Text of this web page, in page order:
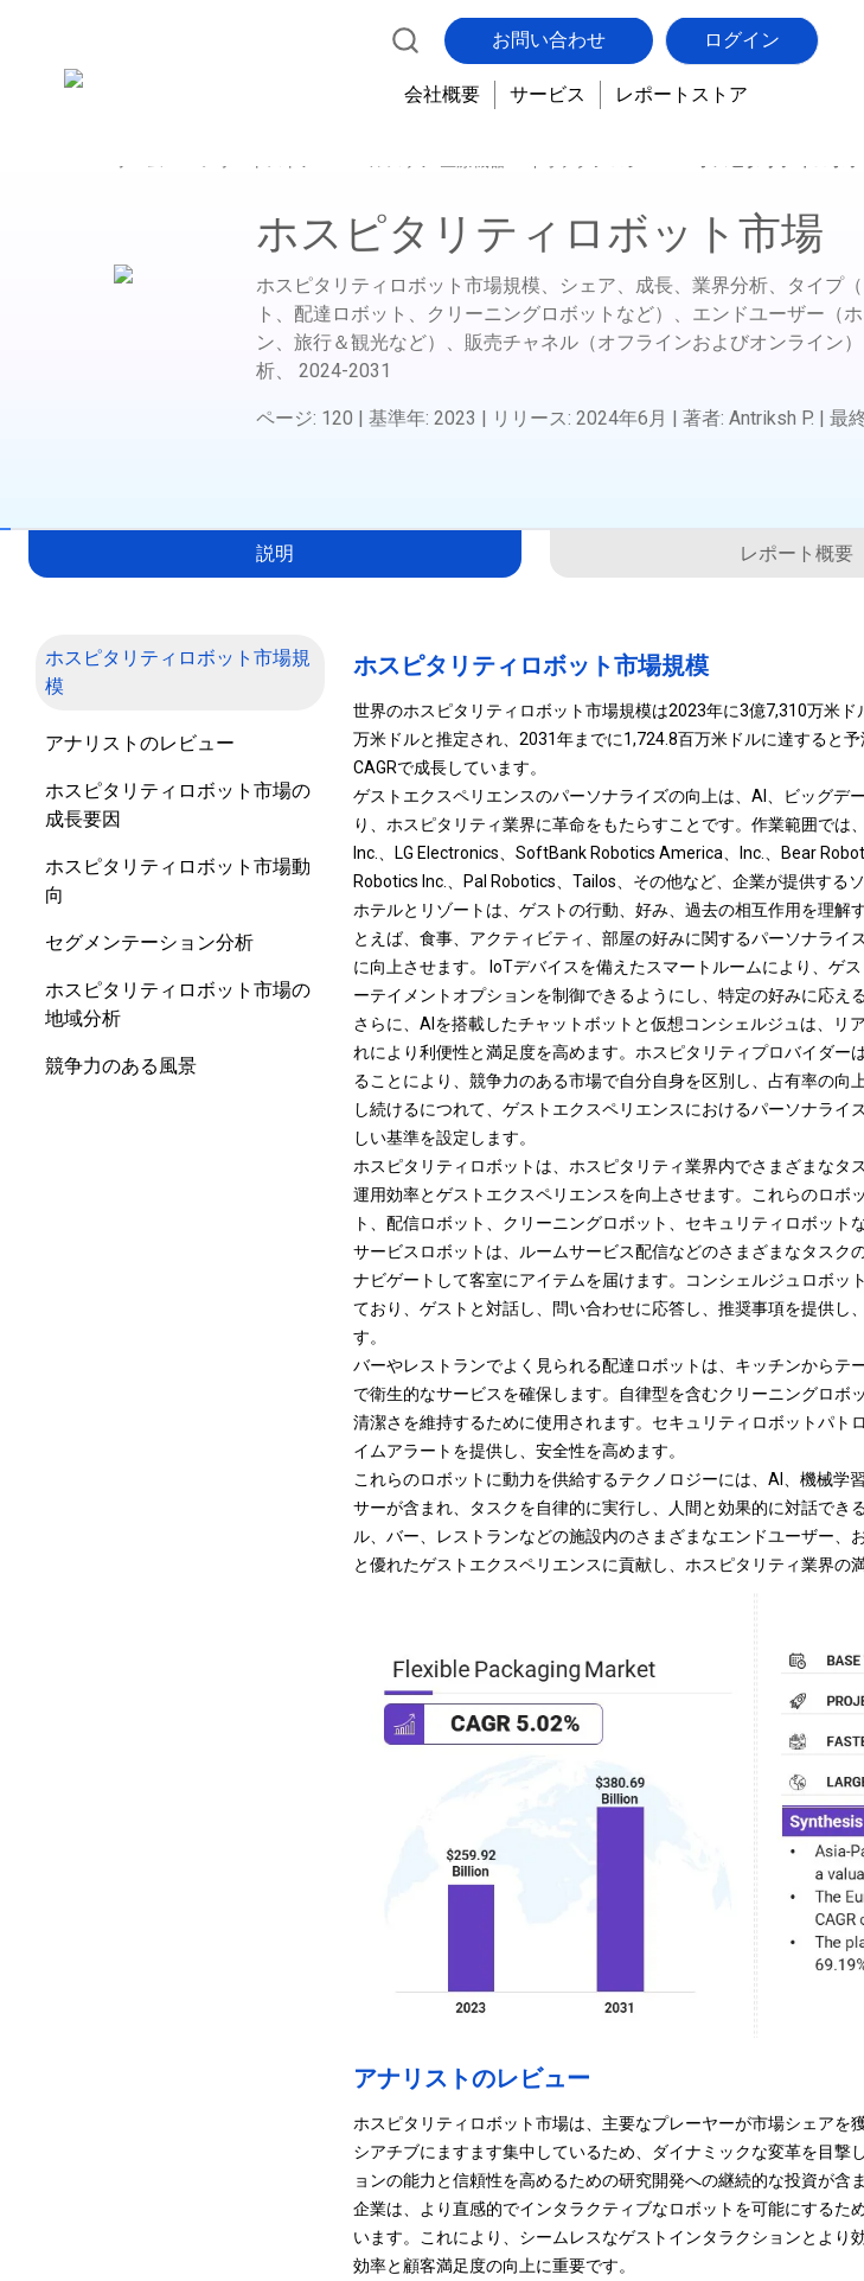
お問い合わせ ログイン
ホスピタリティロボット市場
ホスピタリティロボット市場規模、シェア、成長、業界分析、タイプ
ト、配達ロボット、クリーニングロボットなど）、エンドユーザー（
ン、旅行＆観光など）、販売チャネル（オフラインおよびオンライン
析、
2024-2031
ページ: 120 | 基準年: 2023 | リリース: 2024年6月 | 著者: Antriksh P. | 最
説明 レポート概要
ホスピタリティロボット市場規
模
アナリストのレビュー
ホスピタリティロボット市場の
成長要因
ホスピタリティロボット市場動
向
セグメンテーション分析
ホスピタリティロボット市場の
地域分析
競争力のある風景
ホスピタリティロボット市場規模
世界のホスピタリティロボット市場規模は2023年に3億7,310万米
万米ドルと推定され、2031年までに1,724.8百万米ドルに達すると
CAGRで成長しています。
ゲストエクスペリエンスのパーソナライズの向上は、AI、ビッグデ
り、ホスピタリティ業界に革命をもたらすことです。作業範囲では
Inc.、LG Electronics、SoftBank Robotics America、Inc.、Bear
Robotics Inc.、Pal Robotics、Tailos、その他など、企業が提供する
ホテルとリゾートは、ゲストの行動、好み、過去の相互作用を理解
とえば、食事、アクティビティ、部屋の好みに関するパーソナラ
に向上させます。 IoTデバイスを備えたスマートルームにより、ゲ
ーテイメントオプションを制御できるようにし、特定の好みに応え
さらに、AIを搭載したチャットボットと仮想コンシェルジュは、リ
れにより利便性と満足度を高めます。ホスピタリティプロバイダー
ることにより、競争力のある市場で自分自身を区別し、占有率の向
し続けるにつれて、ゲストエクスペリエンスにおけるパーソナラ
しい基準を設定します。
ホスピタリティロボットは、ホスピタリティ業界内でさまざまなタ
運用効率とゲストエクスペリエンスを向上させます。これらのロボ
ト、配信ロボット、クリーニングロボット、セキュリティロボット
サービスロボットは、ルームサービス配信などのさまざまなタスク
ナビゲートして客室にアイテムを届けます。コンシェルジュロボッ
ており、ゲストと対話し、問い合わせに応答し、推奨事項を提供し
す。
バーやレストランでよく見られる配達ロボットは、キッチンからテ
で衛生的なサービスを確保します。自律型を含むクリーニングロボ
清潔さを維持するために使用されます。セキュリティロボットパト
イムアラートを提供し、安全性を高めます。
これらのロボットに動力を供給するテクノロジーには、AI、機械学
サーが含まれ、タスクを自律的に実行し、人間と効果的に対話でき
ル、バー、レストランなどの施設内のさまざまなエンドユーザー
と優れたゲストエクスペリエンスに貢献し、ホスピタリティ業界の
アナリストのレビュー
ホスピタリティロボット市場は、主要なプレーヤーが市場シェアを
シアチブにますます集中しているため、ダイナミックな変革を目撃
ョンの能力と信頼性を高めるための研究開発への継続的な投資が含ま
企業は、より直感的でインタラクティブなロボットを可能にするた
います。これにより、シームレスなゲストインタラクションとより
効率と顧客満足度の向上に重要です。